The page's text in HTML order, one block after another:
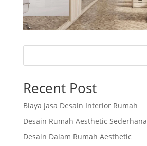
Recent Post
Biaya Jasa Desain Interior Rumah
Desain Rumah Aesthetic Sederhana
Desain Dalam Rumah Aesthetic